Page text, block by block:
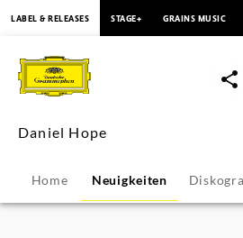
Hope
Neuigkeiten
|
LABEL & RELEASES STAGE+ GRAINS MUSIC
Daniel Hope
Home Neuigkeiten